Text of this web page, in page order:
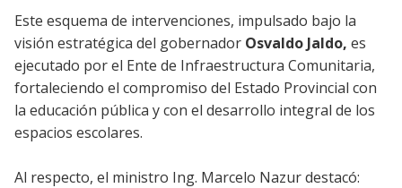
Este esquema de intervenciones, impulsado bajo la
visión estratégica del gobernador Osvaldo Jaldo, es
ejecutado por el Ente de Infraestructura Comunitaria,
fortaleciendo el compromiso del Estado Provincial con
la educación pública y con el desarrollo integral de los
espacios escolares.
Al respecto, el ministro Ing. Marcelo Nazur destacó: